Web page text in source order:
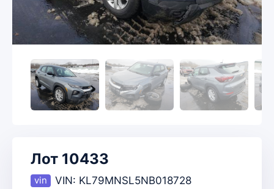
Лот 10433
VIN: KL79MNSL5NB018728